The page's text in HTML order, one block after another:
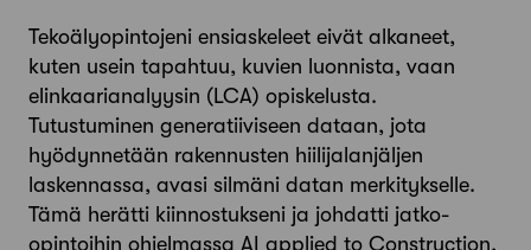
Tekoälyopintojeni ensiaskeleet eivät alkaneet,
kuten usein tapahtuu, kuvien luonnista, vaan
elinkaarianalyysin (LCA) opiskelusta.
Tutustuminen generatiiviseen dataan, jota
hyödynnetään rakennusten hiilijalanjäljen
laskennassa, avasi silmäni datan merkitykselle.
Tämä herätti kiinnostukseni ja johdatti jatko-
opintoihin ohjelmassa AI applied to Construction,